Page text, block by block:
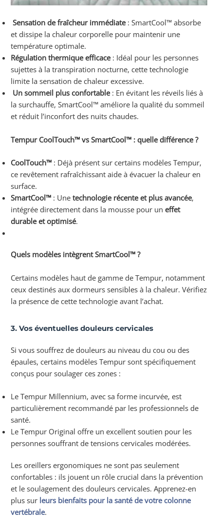
Sensation de fraîcheur immédiate: SmartCool™ absorbe
et dissipe la chaleur corporelle pour maintenir une
température optimale.
Régulation thermique efficace: Idéal pour les personnes
sujettes à la transpiration nocturne, cette technologie
limite la sensation de chaleur excessive.
Un sommeil plus confortable: En évitant les réveils liés à
la surchauffe, SmartCool™ améliore la qualité du sommeil
et réduit l’inconfort des nuits chaudes.
Tempur CoolTouch™ vs SmartCool™ : quelle différence ?
CoolTouch™ : Déjà présent sur certains modèles Tempur,
ce revêtement rafraîchissant aide à évacuer la chaleur en
surface.
SmartCool™ : Unetechnologie récente et plus avancée,
intégrée directement dans la mousse pour uneffet
durable et optimisé.
Quels modèles intègrent SmartCool™ ?
Certains modèles haut de gamme de Tempur, notamment
ceux destinés aux dormeurs sensibles à la chaleur. Vérifiez
la présence de cette technologie avant l’achat.
3. Vos éventuelles douleurs cervicales
Si vous souffrez de douleurs au niveau du cou ou des
épaules, certains modèles Tempur sont spécifiquement
conçus pour soulager ces zones :
Le Tempur Millennium, avec sa forme incurvée, est
particulièrement recommandé par les professionnels de
santé.
Le Tempur Original offre un excellent soutien pour les
personnes souffrant de tensions cervicales modérées.
Les oreillers ergonomiques ne sont pas seulement
confortables : ils jouent un rôle crucial dans la prévention
et le soulagement des douleurs cervicales. Apprenez-en
plus sur leurs bienfaits pour la santé de votre colonne
vertébrale.